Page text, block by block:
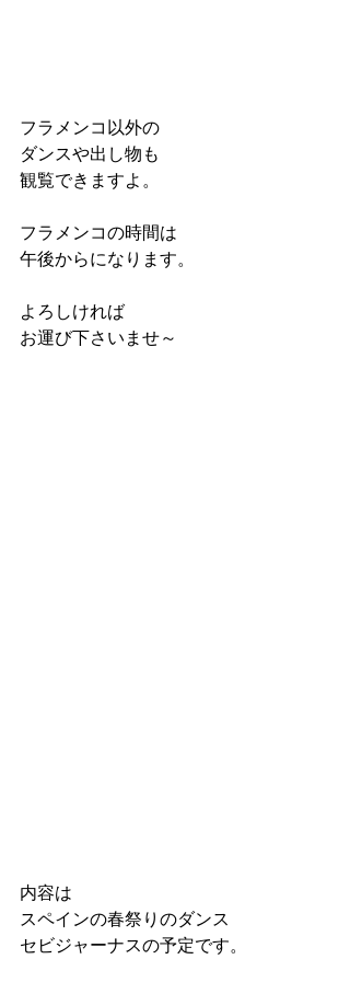
フラメンコ以外の
ダンスや出し物も
観覧できますよ。
フラメンコの時間は
午後からになります。
よろしければ
お運び下さいませ～
内容は
スペインの春祭りのダンス
セビジャーナスの予定です。